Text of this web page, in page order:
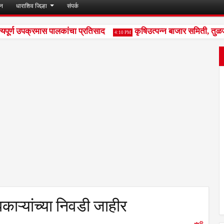
धाराशिव जिल्हा संपर्क
उपक्रमास पालकांचा प्रतिसाद 4:10 PM कृषिउत्पन्न बाजार समिती,
निवडी जाहीर